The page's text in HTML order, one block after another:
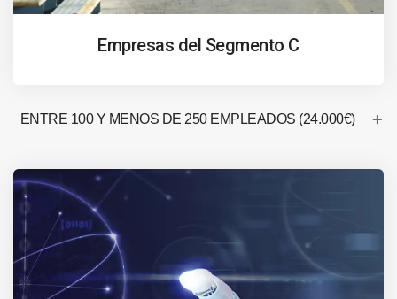
Empresas del Segmento C
ENTRE 100 Y MENOS DE 250 EMPLEADOS (24.000€)